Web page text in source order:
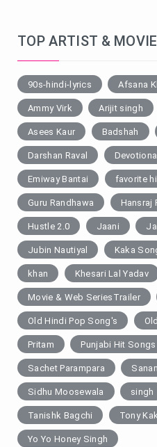
TOP ARTIST &
90s-hindi-lyrics Afsana
Ammy Virk Arijit singh
Asees Kaur Badshah
Darshan Raval
Emiway Bantai favorite
Guru Randhawa Hansraj
Hustle 2.0 Jaani
Jubin Nautiyal Kaka
khan Khesari Lal Yadav
Movie & Web SeriesTrailer
Old Hindi Pop Song's
Pritam Punjabi Hit Songs
Sachet Parampara
Sidhu Moosewala singh
Tanishk Bagchi Tony
Yo Yo Honey Singh